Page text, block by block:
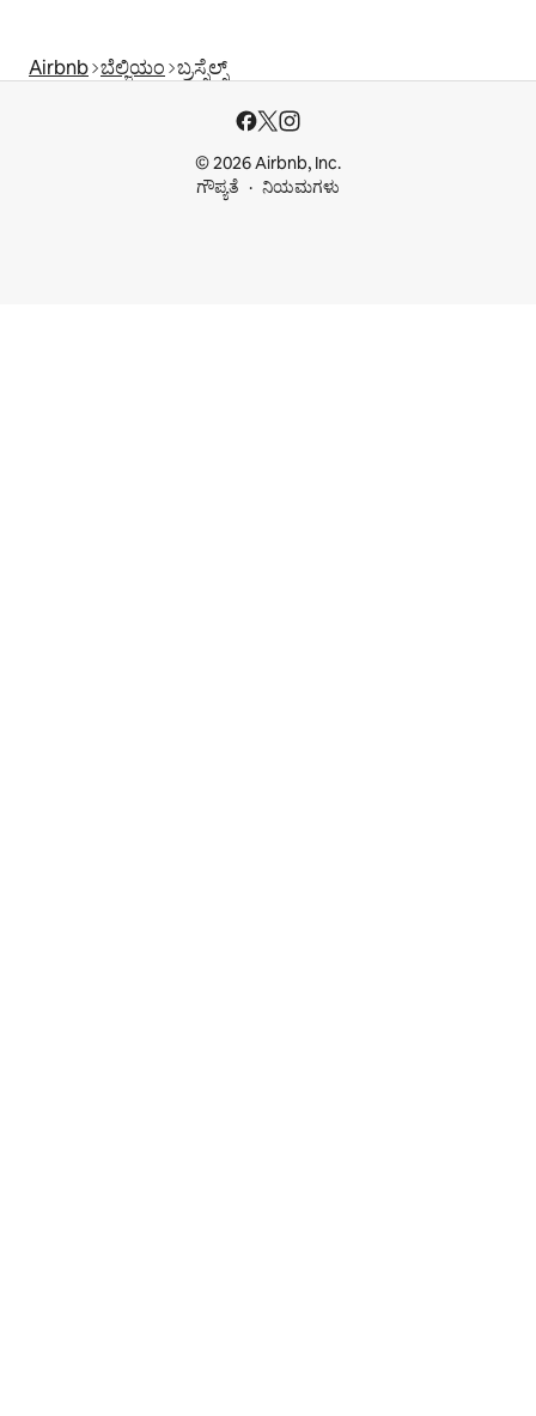
Airbnb ಬೆಲ್ಜಿಯಂ ಬ್ರಸ್ಸೆಲ್ಸ್
© 2026 Airbnb, Inc.
ಗೌಪ್ಯತೆ
ನಿಯಮಗಳು